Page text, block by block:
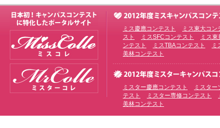
ミス慶應コンテスト
ミス東大コン
スト
ミスSFCコンテスト
ミス
ンテスト
ミスTBAコンテスト
ミ
美林コンテスト
ミスター慶應コンテスト
ミスタ
テスト
ミスター専修コンテスト
美林コンテスト